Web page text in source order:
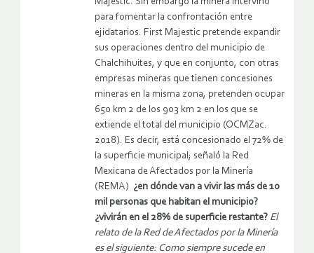
para fomentar la confrontación entre
ejidatarios. First Majestic pretende expandir
sus operaciones dentro del municipio de
Chalchihuites, y que en conjunto, con otras
empresas mineras que tienen concesiones
mineras en la misma zona, pretenden ocupar
650 km 2 de los 903 km 2 en los que se
extiende el total del municipio (OCMZac.
2018). Es decir, está concesionado el 72% de
la superficie municipal; señaló la Red
Mexicana de Afectados por la Minería
(REMA) ¿en dónde van a vivir las más de 10
mil personas que habitan el municipio?
¿vivirán en el 28% de superficie restante? El
relato de la Red de Afectados por la Minería
es el siguiente: Como siempre sucede en